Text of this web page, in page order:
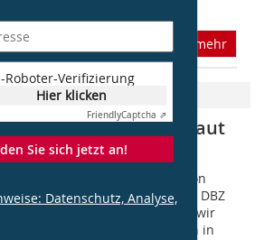
Roboter-Verifizierung
Hier klicken
FriendlyCaptcha ⇗
Sie sich jetzt an!
Datenschutz, Analyse,
mehr
Wir zeigen, wie gebaut
hat eine große Community von
und Ingenieuren. Wer die DBZ
den Heftpartner, mit dem wir
welche Projekte wir Ihnen in